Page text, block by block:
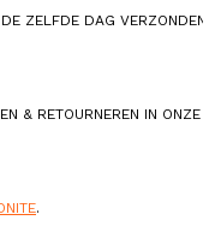
ZELFDE DAG VERZONDEN.
& RETOURNEREN IN ONZE
.